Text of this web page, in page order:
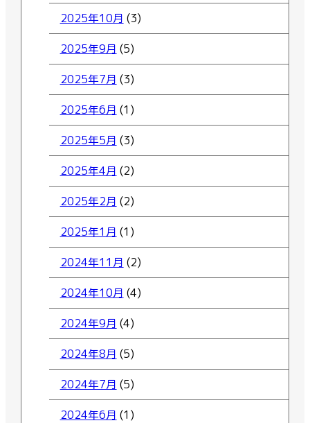
2025年10月 (3)
2025年9月 (5)
2025年7月 (3)
2025年6月 (1)
2025年5月 (3)
2025年4月 (2)
2025年2月 (2)
2025年1月 (1)
2024年11月 (2)
2024年10月 (4)
2024年9月 (4)
2024年8月 (5)
2024年7月 (5)
2024年6月 (1)